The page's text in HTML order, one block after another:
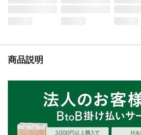
商品説明